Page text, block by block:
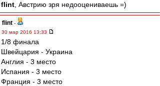
flint , Австрию зря недооцениваешь =)
flint -
30 мар 2016 13:33
1/8 финала
Швейцария - Украина
Англия - 3 место
Испания - 3 место
Франция - 3 место